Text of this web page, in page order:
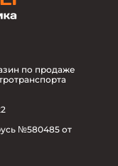
по продаже
№580485 от